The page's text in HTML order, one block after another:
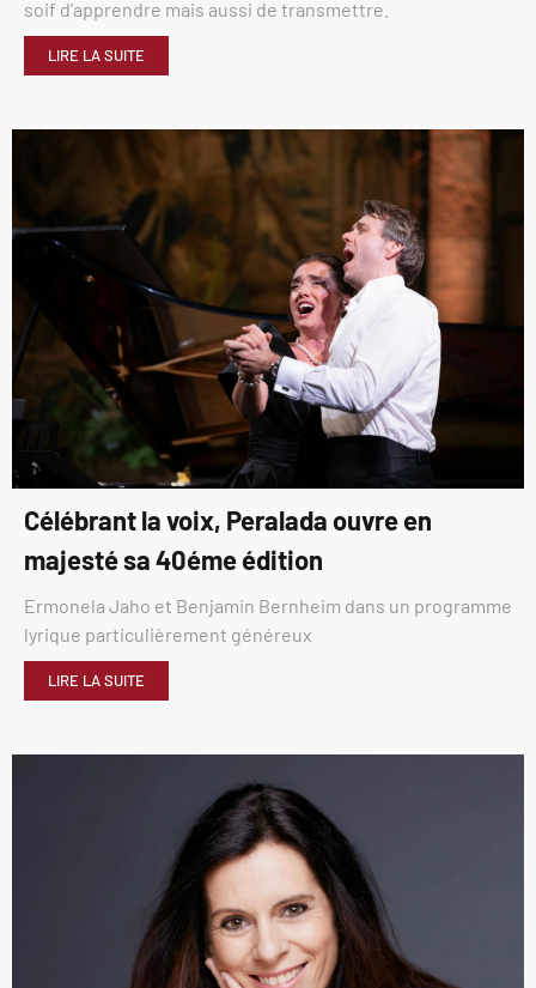
soif d’apprendre mais aussi de transmettre.
LIRE LA SUITE
Célébrant la voix, Peralada ouvre en
majesté sa 40éme édition
Ermonela Jaho et Benjamin Bernheim dans un programme
lyrique particulièrement généreux
LIRE LA SUITE